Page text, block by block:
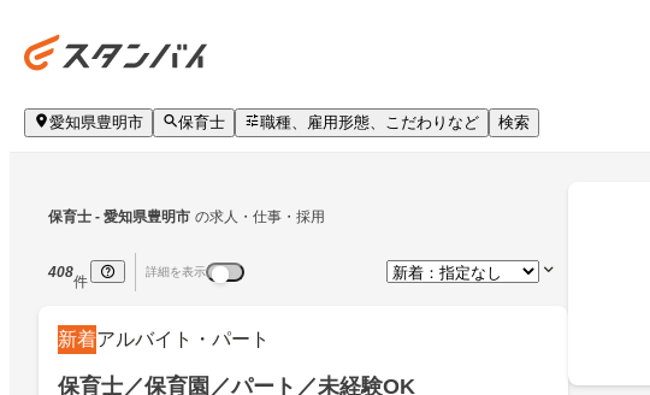
愛知県豊明市 保育士 職種、雇用形態、こだわりなど 検索
保育士 - 愛知県豊明市 の求人・仕事・採用
408
件
詳細を表示
新着アルバイト・パート
保育士／保育園／パート／未経験OK